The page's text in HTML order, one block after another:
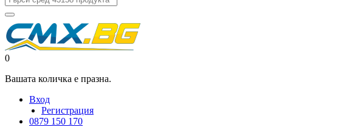
0
Вашата количка е празна.
Вход
Регистрация
0879 150 170